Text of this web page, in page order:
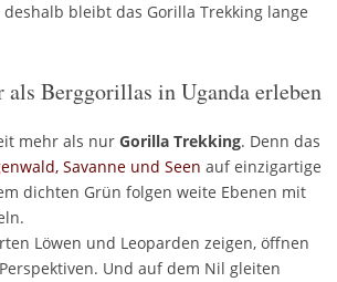
bleibt das Gorilla Trekking lange
als Berggorillas in Uganda erleben
mehr als nur Gorilla Trekking. Denn das
Savanne und Seen auf einzigartige
dichten Grün folgen weite Ebenen mit
Löwen und Leoparden zeigen, öffnen
Und auf dem Nil gleiten